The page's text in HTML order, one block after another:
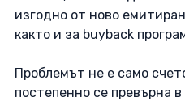
изгодно от ново
както и за buyback
Проблемът не е само
постепенно се превърна